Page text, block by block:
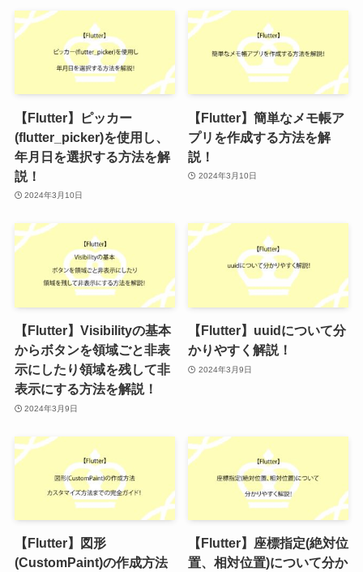
【Flutter】ピッカー
(flutter_picker)を使用し、
年月日を選択する方法を解
説！
2024年3月10日
【Flutter】簡単なメモ帳ア
プリを作成する方法を解
説！
2024年3月10日
【Flutter】Visibilityの基本
からボタンを領域ごと非表
示にしたり領域を残して非
表示にする方法を解説！
2024年3月9日
【Flutter】uuidについて分
かりやすく解説！
2024年3月9日
【Flutter】図形
(CustomPaint)の作成方法
【Flutter】座標指定(絶対位
置、相対位置)について分か